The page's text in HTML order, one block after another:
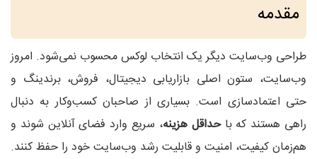
مقدمه
طراحی وب‌سایت دیگر یک انتخاب لوکس محسوب نمی‌شود. امروز
وب‌سایت، ستون اصلی بازاریابی دیجیتال، فروش، برندینگ و
حتی اعتمادسازی است. بسیاری از صاحبان کسب‌وکار به دنبال
راهی هستند که باحداقل هزینه، سریع وارد فضای آنلاین شوند و
هم‌زمان کیفیت، امنیت و قابلیت رشد وب‌سایت خود را حفظ کنند.